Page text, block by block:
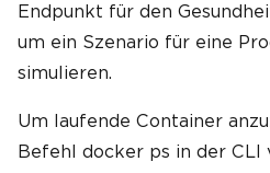
Endpunkt für den
um ein Szenario für eine
simulieren.
Um laufende Container
Befehl docker ps in der CLI